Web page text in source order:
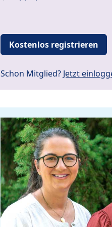
Kostenlos registrieren
Schon Mitglied? Jetzt